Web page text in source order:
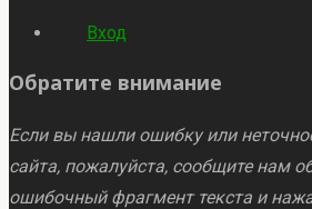
Вход
Обратите внимание
Если вы нашли ошибку или
сайта, пожалуйста, сообщите нам
ошибочный фрагмент текста и